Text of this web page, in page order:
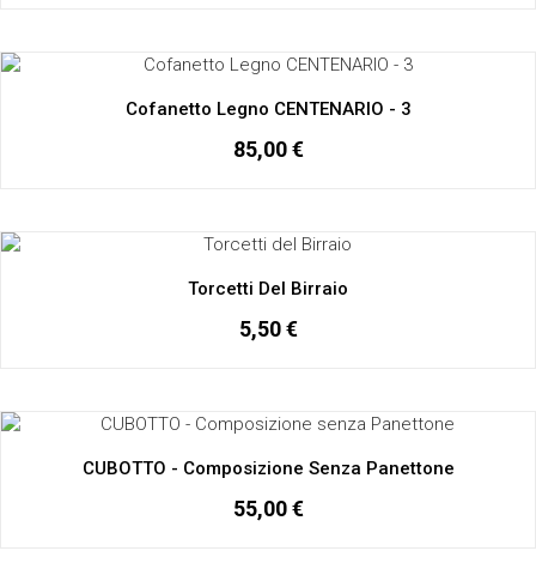
Cofanetto Legno CENTENARIO - 3
85,00 €
Torcetti Del Birraio
5,50 €
CUBOTTO - Composizione Senza Panettone
55,00 €